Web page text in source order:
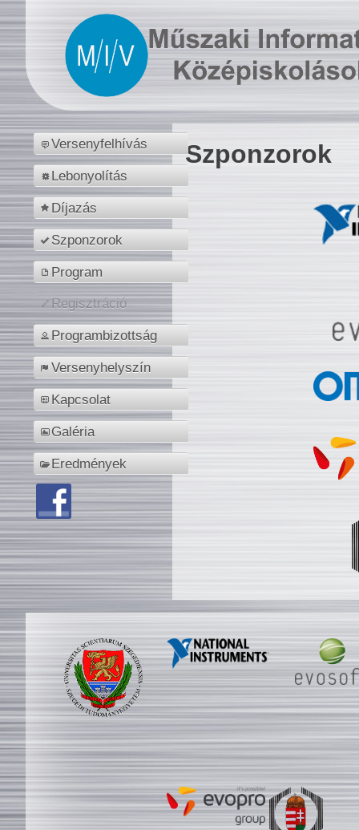
Versenyfelhívás
Lebonyolítás
Díjazás
Szponzorok
Program
Regisztráció
Programbizottság
Versenyhelyszín
Kapcsolat
Galéria
Eredmények
Szponzorok